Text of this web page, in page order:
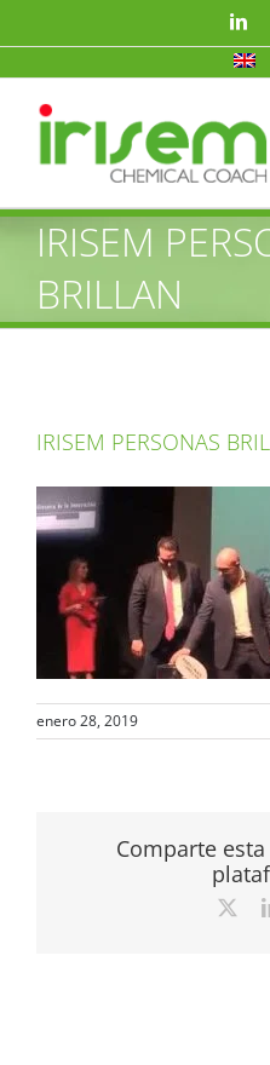
IRISEM
BRILLAN
IRISEM PERSONAS
enero 28, 2019
Comparte